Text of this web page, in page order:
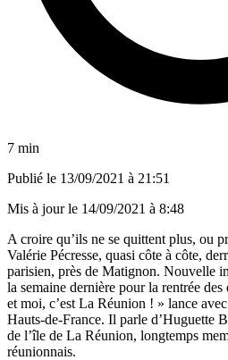
7 min
Publié le 13/09/2021 à 21:51
Mis à jour le 14/09/2021 à 8:48
A croire qu’ils ne se quittent plus, ou
Valérie Pécresse, quasi côte à côte,
parisien, près de Matignon. Nouvelle
la semaine dernière pour la rentrée
et moi, c’est La Réunion ! » lance
Hauts-de-France. Il parle d’Huguette
de l’île de La Réunion, longtemps
réunionnais.